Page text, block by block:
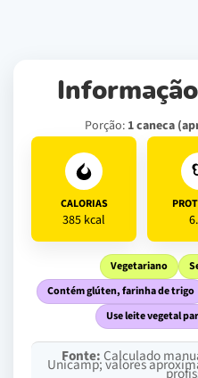
Porção: 1 caneca
CALORIAS
385 kcal
Vegetariano
Contém glúten, farinha de trigo
Use leite vegetal
Fonte:Calculado
Unicamp; valores